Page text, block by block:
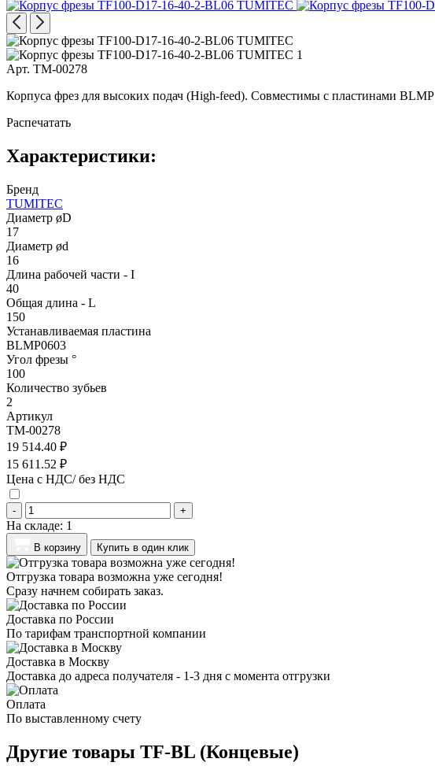
Арт. TM-00278
Корпуса фрез для высоких подач (High-feed). Совместимы с пластинами BLMP
Распечатать
Характеристики:
Бренд
TUMITEC
Диаметр øD
17
Диаметр ød
16
Длина рабочей части - I
40
Общая длина - L
150
Устанавливаемая пластина
BLMP0603
Угол фрезы °
100
Количество зубьев
2
Артикул
TM-00278
19 514.40 ₽
15 611.52 ₽
Цена с НДС/ без НДС
- +
На складе: 1
В корзину Купить в один клик
Отгрузка товара возможна уже сегодня!
Сразу начнем собирать заказ.
Доставка по России
По тарифам транспортной компании
Доставка в Москву
Доставка до адреса получателя - 1-3 дня с момента отгрузки
Оплата
По выставленному счету
Другие товары TF-BL (Концевые)